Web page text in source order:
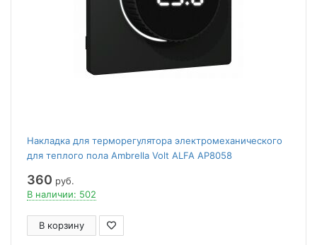
Накладка для терморегулятора электромеханического
для теплого пола Ambrella Volt ALFA AP8058
360 руб.
В наличии: 502
В корзину